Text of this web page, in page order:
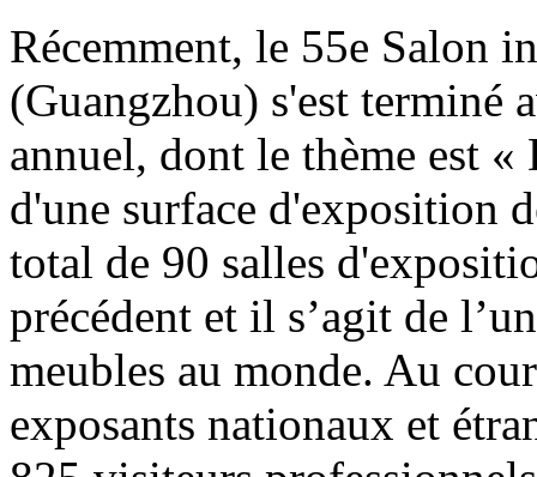
Récemment, le 55e Salon
(Guangzhou) s'est terminé
annuel, dont le thème est
d'une surface d'exposition
total de 90 salles
précédent et il s’agit de
meubles au monde. Au
exposants nationaux et